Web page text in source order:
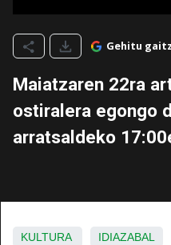
Gehitu
Maiatzaren 22ra
ostiralera egongo
arratsaldeko
KULTURA IDIAZABAL